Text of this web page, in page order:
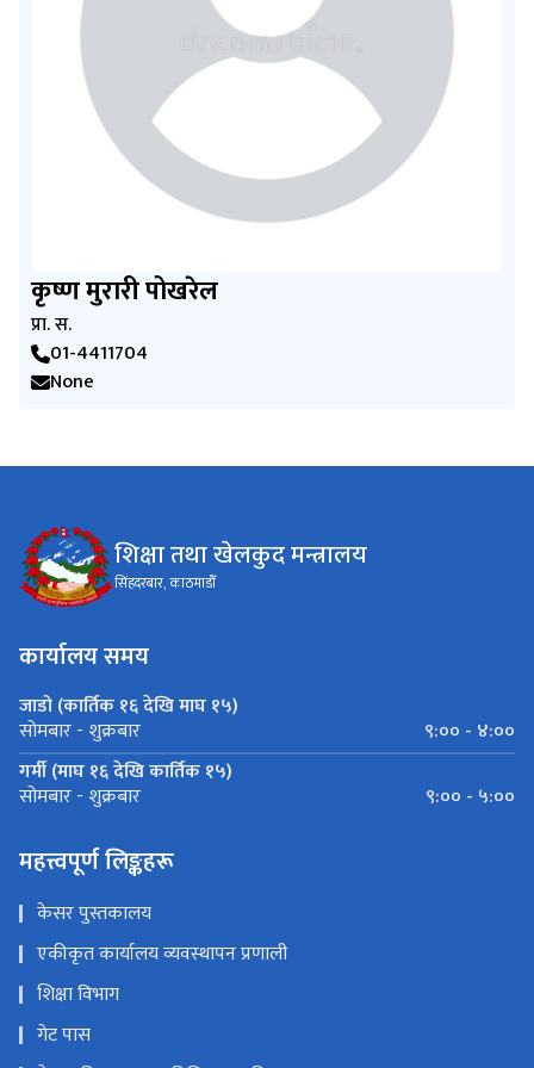
कृष्ण मुरारी पोखरेल
प्रा. स.
01-4411704
None
शिक्षा तथा खेलकुद मन्त्रालय
सिंहदरबार, काठमाडौँ
कार्यालय समय
जाडो (कार्तिक १६ देखि माघ १५)
सोमबार - शुक्रबार
९:०० - ४:००
गर्मी (माघ १६ देखि कार्तिक १५)
सोमबार - शुक्रबार ९:०० - ५:००
महत्त्वपूर्ण लिङ्कहरू
केसर पुस्तकालय
एकीकृत कार्यालय व्यवस्थापन प्रणाली
शिक्षा विभाग
गेट पास